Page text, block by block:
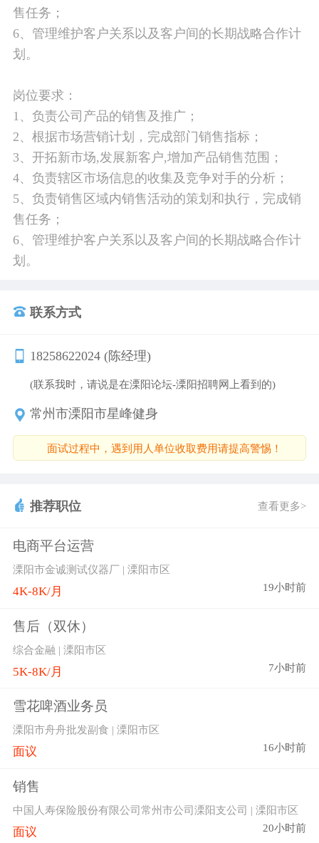
售任务；
6、管理维护客户关系以及客户间的长期战略合作计
划。
岗位要求：
1、负责公司产品的销售及推广；
2、根据市场营销计划，完成部门销售指标；
3、开拓新市场,发展新客户,增加产品销售范围；
4、负责辖区市场信息的收集及竞争对手的分析；
5、负责销售区域内销售活动的策划和执行，完成销
售任务；
6、管理维护客户关系以及客户间的长期战略合作计
划。
联系方式
18258622024 (陈经理)
(联系我时，请说是在溧阳论坛-溧阳招聘网上看到的)
常州市溧阳市星峰健身
面试过程中，遇到用人单位收取费用请提高警惕！
推荐职位 查看更多>
电商平台运营
溧阳市金诚测试仪器厂 | 溧阳市区
4K-8K/月 19小时前
售后（双休）
综合金融 | 溧阳市区
5K-8K/月 7小时前
雪花啤酒业务员
溧阳市舟舟批发副食 | 溧阳市区
面议 16小时前
销售
中国人寿保险股份有限公司常州市公司溧阳支公司 | 溧阳市区
面议 20小时前